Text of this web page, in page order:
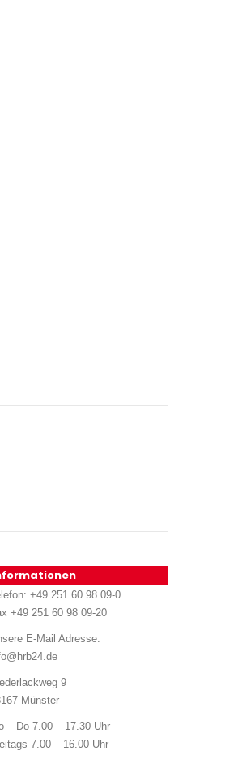
+49 251 60 98 09-0
+49 251 60 98 09-20
E-Mail Adresse:
9
Münster
– Do 7.00 – 17.30 Uhr
7.00 – 16.00 Uhr